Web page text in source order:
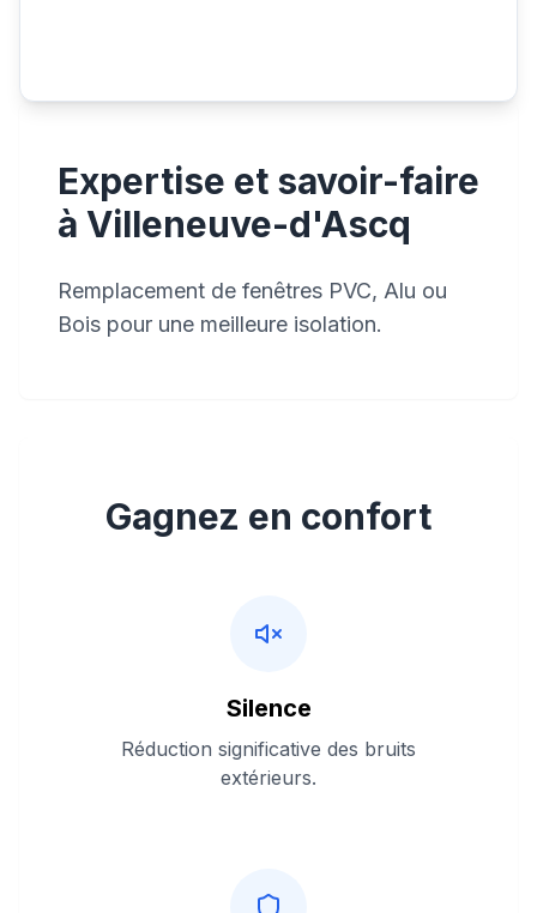
Expertise et savoir-faire
à Villeneuve-d'Ascq
Remplacement de fenêtres PVC, Alu ou
Bois pour une meilleure isolation.
Gagnez en confort
Silence
Réduction significative des bruits
extérieurs.